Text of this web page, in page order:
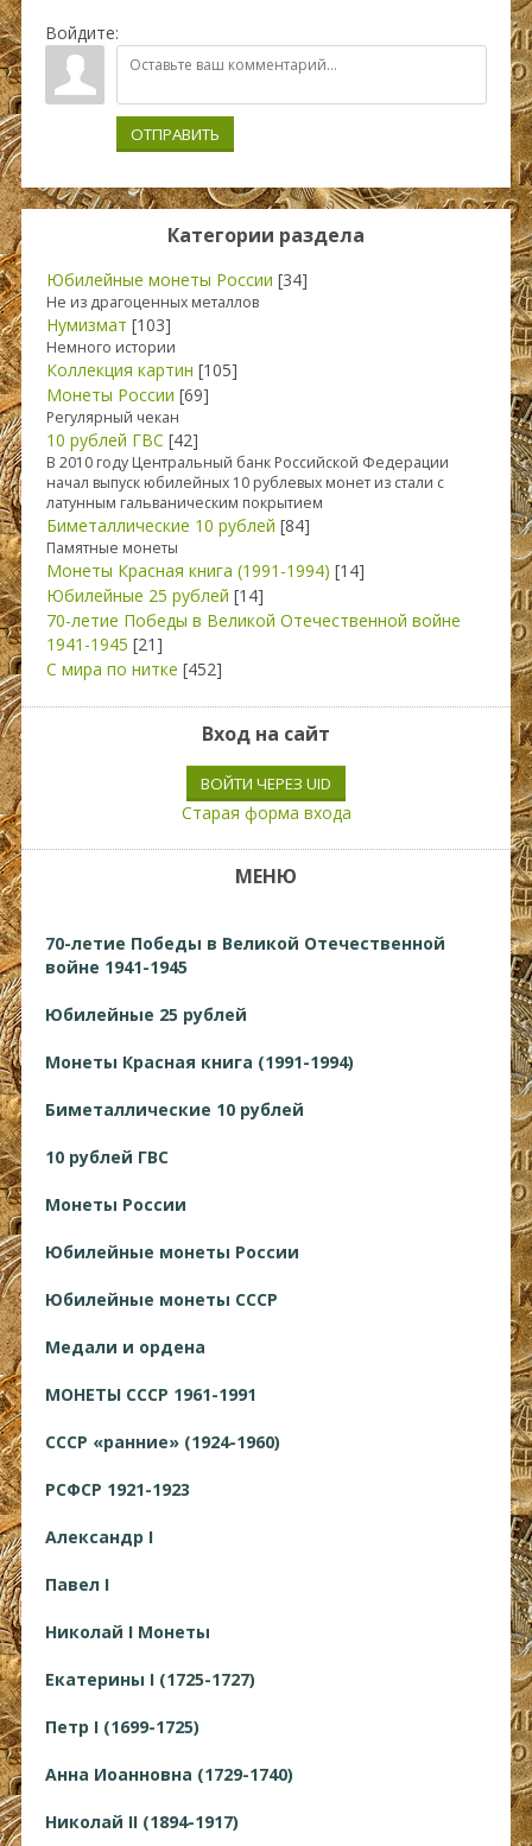
Войдите:
ОТПРАВИТЬ
Категории раздела
Юбилейные монеты России [34]
Не из драгоценных металлов
Нумизмат [103]
Немного истории
Коллекция картин [105]
Монеты России [69]
Регулярный чекан
10 рублей ГВС [42]
В 2010 году Центральный банк Российской Федерации
начал выпуск юбилейных 10 рублевых монет из стали с
латунным гальваническим покрытием
Биметаллические 10 рублей [84]
Памятные монеты
Монеты Красная книга (1991-1994) [14]
Юбилейные 25 рублей [14]
70-летие Победы в Великой Отечественной войне
1941-1945 [21]
С мира по нитке [452]
Вход на сайт
ВОЙТИ ЧЕРЕЗ UID
Старая форма входа
МЕНЮ
70-летие Победы в Великой Отечественной
войне 1941-1945
Юбилейные 25 рублей
Монеты Красная книга (1991-1994)
Биметаллические 10 рублей
10 рублей ГВС
Монеты России
Юбилейные монеты России
Юбилейные монеты СССР
Медали и ордена
МОНЕТЫ СССР 1961-1991
СССР «ранние» (1924-1960)
РСФСР 1921-1923
Александр I
Павел I
Николай I Монеты
Екатерины I (1725-1727)
Петр I (1699-1725)
Анна Иоанновна (1729-1740)
Николай II (1894-1917)